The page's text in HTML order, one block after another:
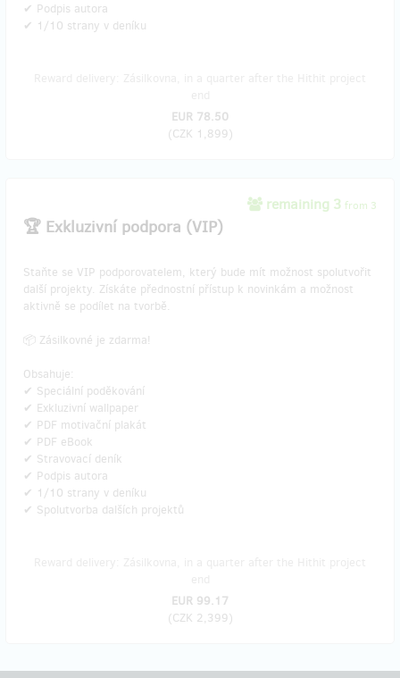
✔ Podpis autora
✔ 1/10 strany v deníku
EUR 78.50
(CZK 1,899)
remaining 3 from 3
🏆 Exkluzivní podpora (VIP)
Staňte se VIP podporovatelem, který bude mít možnost spolutvořit
další projekty. Získáte přednostní přístup k novinkám a možnost
aktivně se podílet na tvorbě.
📦 Zásilkovné je zdarma!
Obsahuje:
✔ Speciální poděkování
✔ Exkluzivní wallpaper
✔ PDF motivační plakát
✔ PDF eBook
✔ Stravovací deník
✔ Podpis autora
✔ 1/10 strany v deníku
✔ Spolutvorba dalších projektů
EUR 99.17
(CZK 2,399)